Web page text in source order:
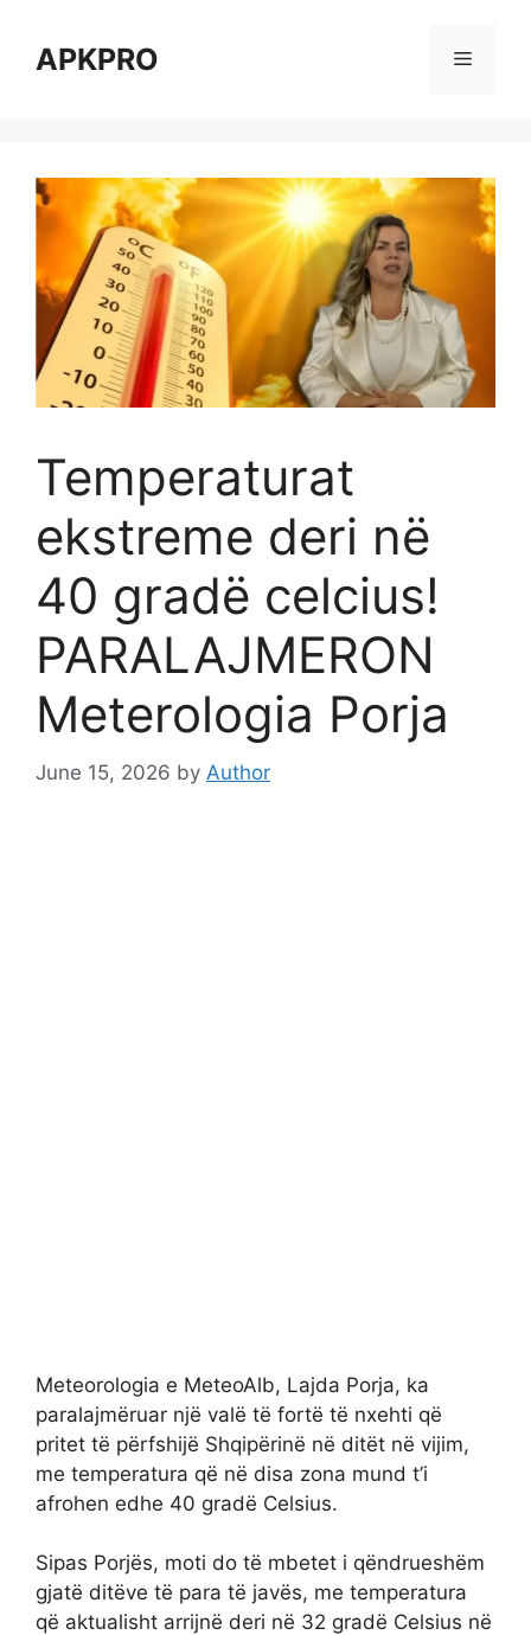
contentAPKPRO Menu
Temperaturat
ekstreme deri në
40 gradë celcius!
PARALAJMERON
Meterologia Porja
June 15, 2026 by Author
Meteorologia e MeteoAlb, Lajda Porja, ka
paralajmëruar një valë të fortë të nxehti që
pritet të përfshijë Shqipërinë në ditët në vijim,
me temperatura që në disa zona mund t’i
afrohen edhe 40 gradë Celsius.
Sipas Porjës, moti do të mbetet i qëndrueshëm
gjatë ditëve të para të javës, me temperatura
që aktualisht arrijnë deri në 32 gradë Celsius në